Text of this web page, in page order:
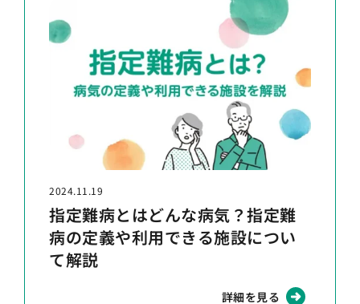
2024.11.19
指定難病とはどんな病気？指定難
病の定義や利用できる施設につい
て解説
詳細を見る